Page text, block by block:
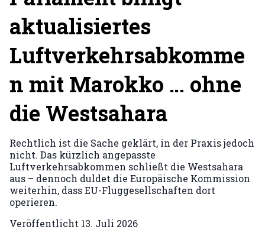
aktualisiertes
Luftverkehrsabkomme
n mit Marokko … ohne
die Westsahara
Rechtlich ist die Sache geklärt, in der Praxis jedoch
nicht. Das kürzlich angepasste
Luftverkehrsabkommen schließt die Westsahara
aus – dennoch duldet die Europäische Kommission
weiterhin, dass EU-Fluggesellschaften dort
operieren.
Veröffentlicht 13. Juli 2026